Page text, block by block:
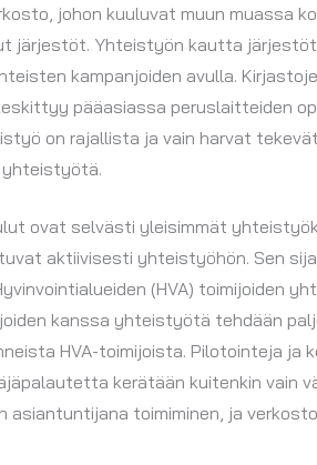
johon kuuluvat muun muassa
järjestöt. Yhteistyön kautta
kampanjoiden avulla.
pääasiassa peruslaitteiden
on rajallista ja vain harvat
yhteistyötä.
ovat selvästi yleisimmät
aktiivisesti yhteistyöhön. Sen
(HVA) toimijoiden
kanssa yhteistyötä tehdään
HVA-toimijoista. Pilotointeja ja
kerätään kuitenkin vain
asiantuntijana toimiminen, ja